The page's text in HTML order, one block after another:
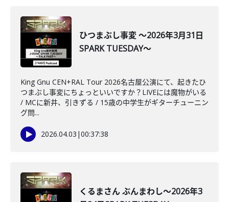
ひつまぶし事変 ～2026年3月31日
SPARK TUESDAY～
King Gnu CEN+RAL Tour 2026名古屋公演にて、起きたひ
つまぶし事変にちょっといいですか？LIVEには魔物がいる
/ MCに新井、引きずる / 15歳の中学生がギターチューニン
グ問...
2026.04.03 |00:37:38
くるまさん ぶんまわし～2026年3